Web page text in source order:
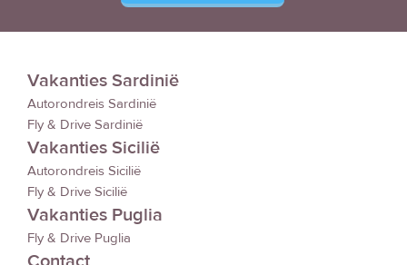
Vakanties Sardinië
Autorondreis Sardinië
Fly & Drive Sardinië
Vakanties Sicilië
Autorondreis Sicilië
Fly & Drive Sicilië
Vakanties Puglia
Fly & Drive Puglia